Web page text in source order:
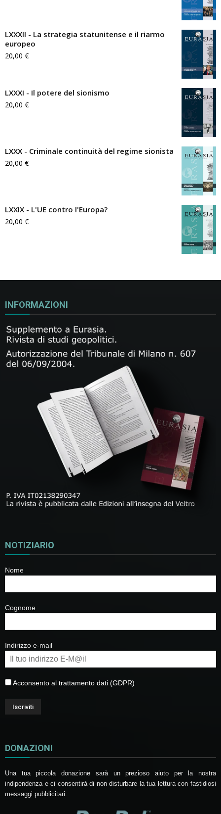
LXXXII - La strategia statunitense e il riarmo
europeo
20,00 €
LXXXI - Il potere del sionismo
20,00 €
LXXX - Criminale continuità del regime sionista
20,00 €
LXXIX - L'UE contro l'Europa?
20,00 €
INFORMAZIONI
NOTIZIARIO
Nome
Cognome
Indirizzo e-mail
Acconsento al trattamento dati (GDPR)
DONAZIONI
Una tua piccola donazione sarà un prezioso aiuto per la nostra
indipendenza e ci consentirà di non disturbare la tua lettura con fastidiosi
messaggi pubblicitari.